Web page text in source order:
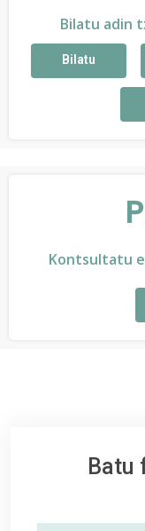
Bilatu adin
Bilatu
Kontsultatu
Batu